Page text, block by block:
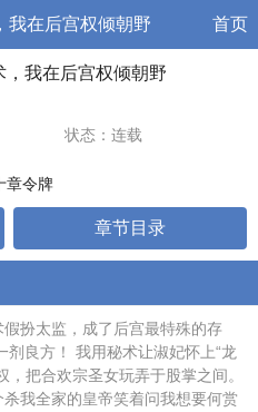
我在后宫权倾朝野 首页
，我在后宫权倾朝野
状态：连载
章令牌
章节目录
扮太监，成了后宫最特殊的存
良方！ 我用秘术让淑妃怀上“龙
把合欢宗圣女玩弄于股掌之间。
我全家的皇帝笑着问我想要何赏